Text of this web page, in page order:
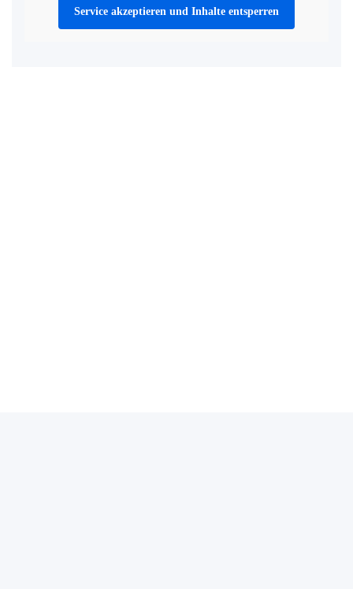
Service akzeptieren und Inhalte entsperren